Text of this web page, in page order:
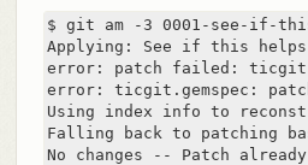
$ git am -3 0001-see-if-
Applying: See if this helps
error: patch failed:
error: ticgit.gemspec:
Using index info to
Falling back to patching
No changes -- Patch